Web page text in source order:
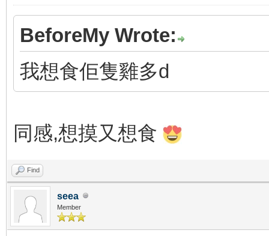
BeforeMy Wrote:
我想食佢隻雞多d
同感,想摸又想食
Find
seea
Member